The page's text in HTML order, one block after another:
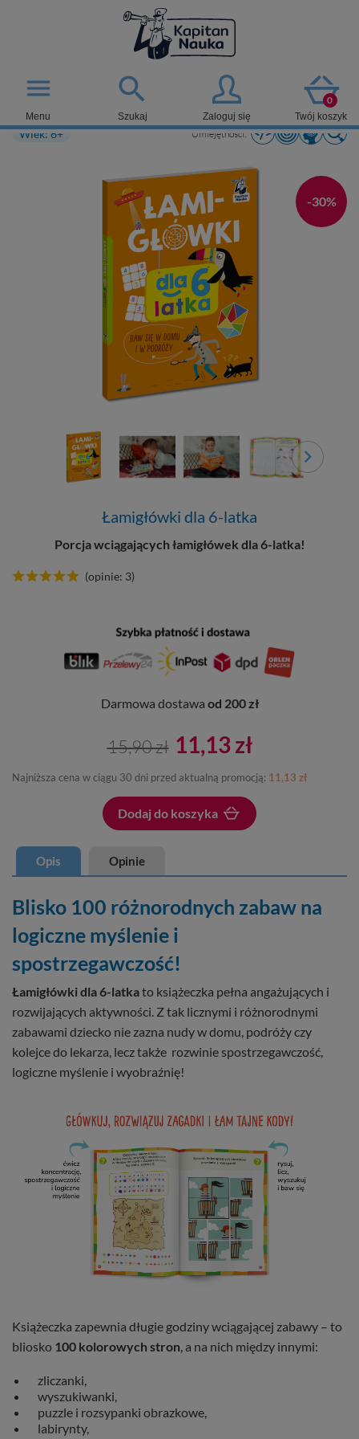

Szukaj Zaloguj się
0
Twój koszyk
menu
Menu
Wiek: 6+ Umiejętności:
-30%
Łamigłówki dla 6-latka
Porcja wciągających łamigłówek dla 6-latka!
(opinie: 3)
Darmowa dostawa od 200 zł
15,90 zł 11,13 zł
Najniższa cena w ciągu 30 dni przed aktualną promocją: 11,13 zł
Dodaj do koszyka
Opis Opinie
Blisko 100 różnorodnych zabaw na
logiczne myślenie i
spostrzegawczość!
Łamigłówki dla 6-latkato książeczka pełna angażujących i
rozwijających aktywności. Z tak licznymi i różnorodnymi
zabawami dziecko nie zazna nudy w domu, podróży czy
kolejce do lekarza, lecz także rozwinie spostrzegawczość,
logiczne myślenie i wyobraźnię!
Książeczka zapewnia długie godziny wciągającej zabawy – to
bliosko 100 kolorowych stron, a na nich między innymi:
zliczanki,
wyszukiwanki,
puzzle i rozsypanki obrazkowe,
labirynty,